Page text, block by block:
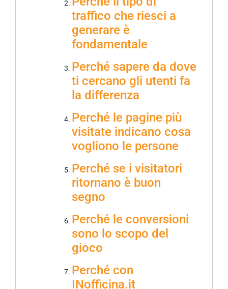
traffico che riesci a
generare è
fondamentale
Perché sapere da dove
ti cercano gli utenti fa
la differenza
Perché le pagine più
visitate indicano cosa
vogliono le persone
Perché se i visitatori
ritornano è buon
segno
Perché le conversioni
sono lo scopo del
gioco
Perché con
INofficina.it